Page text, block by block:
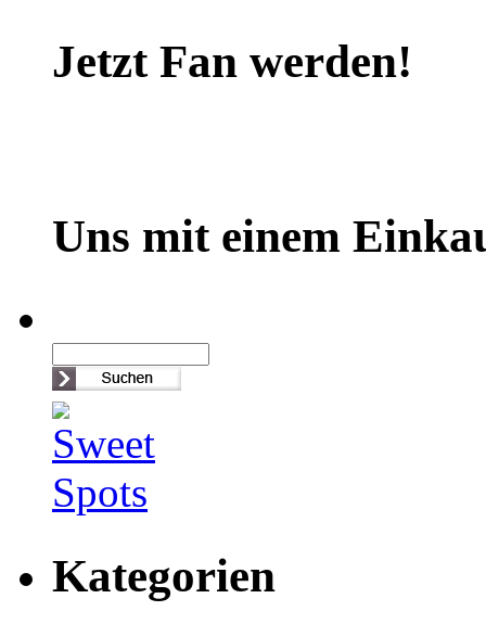
Jetzt Fan werden!
Uns mit einem
Kategorien